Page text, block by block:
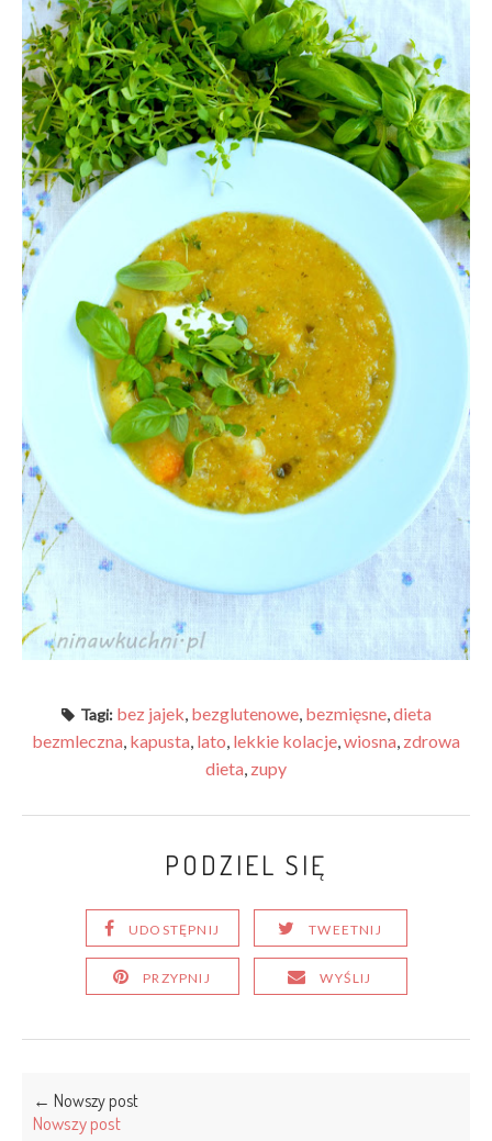
Tagi: bez jajek, bezglutenowe, bezmięsne,dieta
bezmleczna, kapusta, lato, lekkie kolacje,wiosna, zdrowa
dieta, zupy
PODZIEL SIĘ
UDOSTĘPNIJ TWEETNIJ
PRZYPNIJ WYŚLIJ
← Nowszy post
Nowszy post